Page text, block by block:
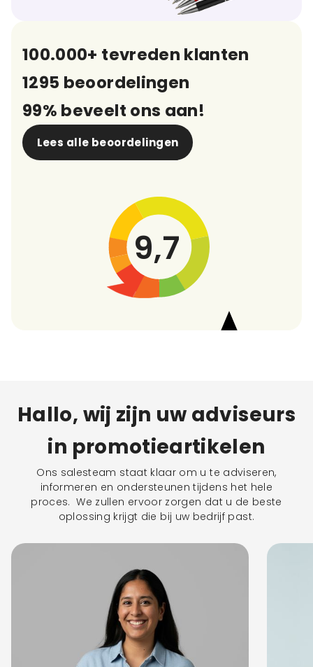
100.000+ tevreden klanten
1295 beoordelingen
99% beveelt ons aan!
Lees alle beoordelingen
9,7
Hallo, wij zijn uw adviseurs
in promotieartikelen
Ons salesteam staat klaar om u te adviseren,
informeren en ondersteunen tijdens het hele
proces. We zullen ervoor zorgen dat u de beste
oplossing krijgt die bij uw bedrijf past.